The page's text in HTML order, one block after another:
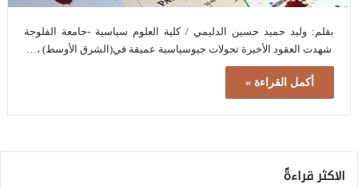
بقلم: وليد حميد حسين الدليمي / كلية العلوم سياسية -جامعة الفلوجة
شهدت العقود الأخيرة تحولات جيوسياسية عميقة في(الشرق الأوسط) ،…
أكمل القراءة »
الاكثر قراءةً